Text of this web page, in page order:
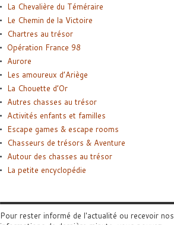
La Chevalière du Téméraire
Le Chemin de la Victoire
Chartres au trésor
Opération France 98
Aurore
Les amoureux d’Ariège
La Chouette d’Or
Autres chasses au trésor
Activités enfants et familles
Escape games & escape rooms
Chasseurs de trésors & Aventure
Autour des chasses au trésor
La petite encyclopédie
Pour rester informé de l'actualité ou recevoir nos